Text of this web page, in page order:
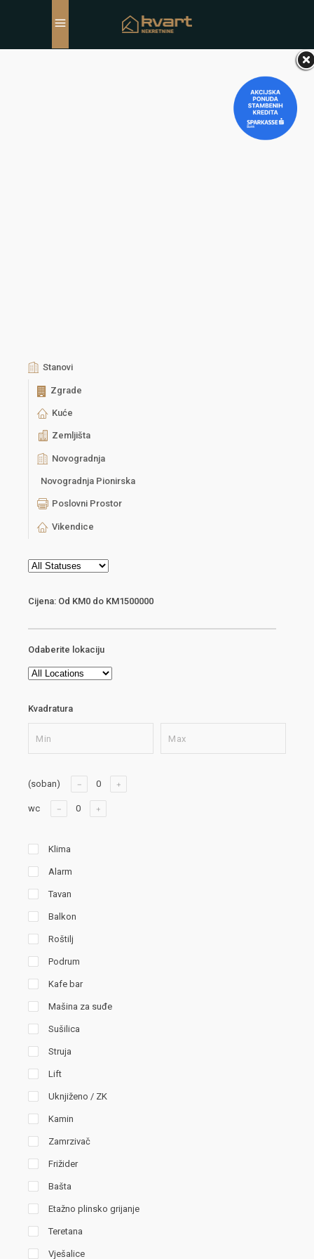
Stanovi
Zgrade
Kuće
Zemljišta
Novogradnja
Novogradnja Pionirska
Poslovni Prostor
Vikendice
Cijena: Od KM0 do KM1500000
Odaberite lokaciju
Kvadratura
(soban)
wc
Klima
Alarm
Tavan
Balkon
Roštilj
Podrum
Kafe bar
Mašina za suđe
Sušilica
Struja
Lift
Uknjiženo / ZK
Kamin
Zamrzivač
Frižider
Bašta
Etažno plinsko grijanje
Teretana
Vješalice